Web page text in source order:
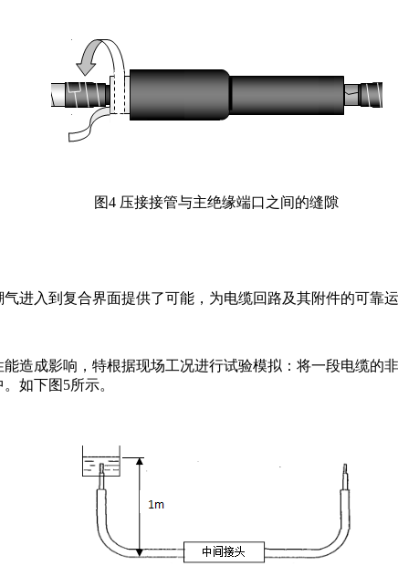
图4 压接接管与主绝缘端口之间的缝隙
进入到复合界面提供了可能，为电缆回路及其附件的可靠
造成影响，特根据现场工况进行试验模拟：将一段电缆的
如下图5所示。